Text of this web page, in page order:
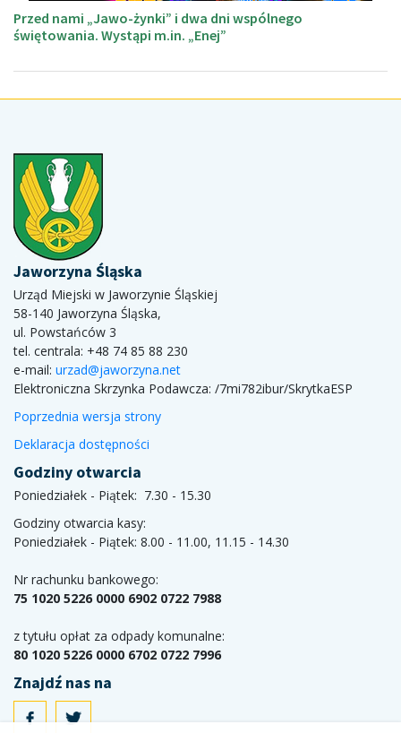
Przed nami „Jawo-żynki” i dwa dni wspólnego
świętowania. Wystąpi m.in. „Enej”
Jaworzyna Śląska
Urząd Miejski w Jaworzynie Śląskiej
58-140 Jaworzyna Śląska,
ul. Powstańców 3
tel. centrala: +48 74 85 88 230
e-mail: urzad@jaworzyna.net
Elektroniczna Skrzynka Podawcza: /7mi782ibur/SkrytkaESP
Poprzednia wersja strony
Deklaracja dostępności
Godziny otwarcia
Poniedziałek - Piątek: 7.30 - 15.30
Godziny otwarcia kasy:
Poniedziałek - Piątek: 8.00 - 11.00, 11.15 - 14.30
Nr rachunku bankowego:
75 1020 5226 0000 6902 0722 7988
z tytułu opłat za odpady komunalne:
80 1020 5226 0000 6702 0722 7996
Znajdź nas na